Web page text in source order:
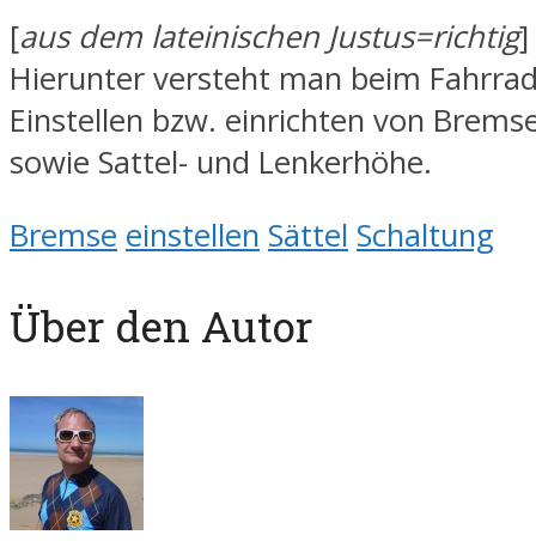
[aus dem lateinischen Justus=richtig]
Hierunter versteht man beim
Einstellen bzw. einrichten von
sowie Sattel- und Lenkerhöhe.
Bremse einstellen Sättel Schaltung
Über den Autor